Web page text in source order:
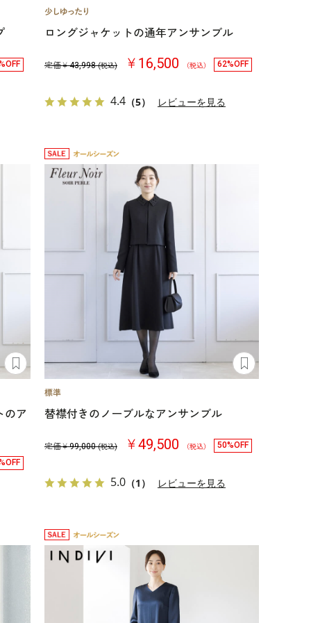
ロングジャケットの通年アンサンブル
定価￥43,998 (税込) ￥16,500 （税込） 62%OFF
4.4（5） レビューを見る
のア 替襟付きのノーブルなアンサンブル
定価￥99,000 (税込) ￥49,500 （税込） 50%OFF
5.0（1） レビューを見る